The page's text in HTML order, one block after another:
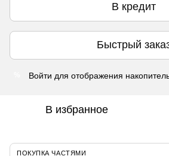
В кредит
Быстрый
Войти для отображения
В избранное
ПОКУПКА ЧАСТЯМИ